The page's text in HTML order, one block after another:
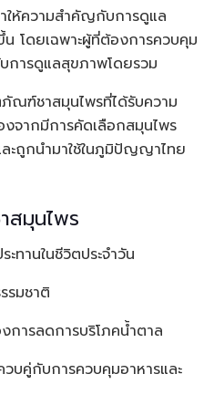
ให้ความสำคัญกับการดูแล
โดยเฉพาะผู้ที่ต้องการควบคุม
การดูแลสุขภาพโดยรวม
ณฑ์ชาสมุนไพรที่ได้รับความ
จากมีการคัดเลือกสมุนไพร
ะถูกนำมาใช้ในภูมิปัญญาไทย
สมุนไพร
ทานในชีวิตประจำวัน
รมชาติ
การลดการบริโภคน้ำตาล
บคู่กับการควบคุมอาหารและ